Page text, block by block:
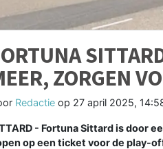
ZORGEN
Redactie op 27 april 2025,
- Fortuna Sittard is door
op een ticket voor de play-